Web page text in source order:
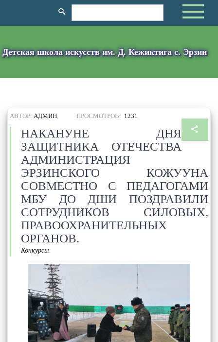
Детская школа искусств им. Д. Кежиктига с. Эрзин
АВТОР: АДМИН, ПРОСМОТРОВ: 1231
НАКАНУНЕ ДНЯ
ЗАЩИТНИКА ОТЕЧЕСТВА
АДМИНИСТРАЦИЯ
ЭРЗИНСКОГО КОЖУУНА
СОВМЕСТНО С ПЕДАГОГАМИ
МБУ ДО ДШИ ПОЗДРАВИЛИ
СОТРУДНИКОВ СИЛОВЫХ,
ПРАВООХРАНИТЕЛЬНЫХ
ОРГАНОВ.
Конкурсы